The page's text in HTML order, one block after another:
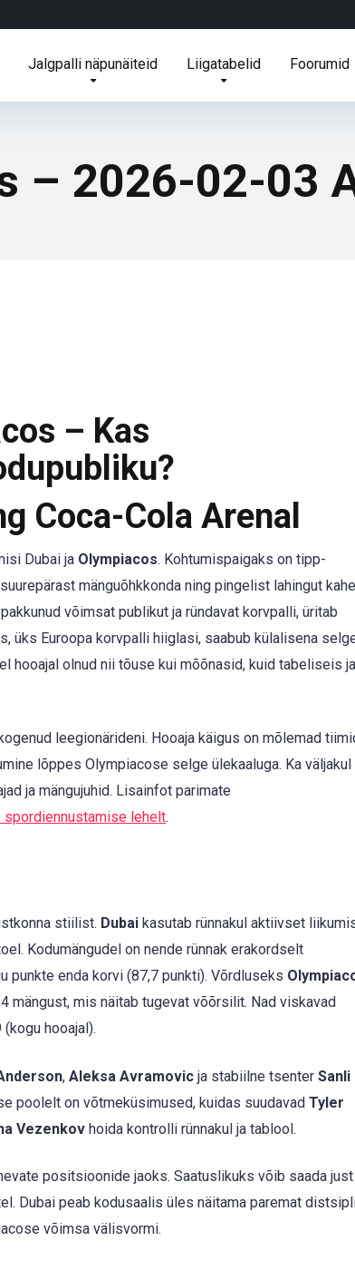
Jalgpalli näpunäiteid Liigatabelid Foorumid
– 2026-02-03
– Kas
Coca-Cola Arenal
Dubai ja Olympiacos. Kohtumispaigaks on tipp-
mänguõhkkonda ning pingelist lahingut kahe
võimsat publikut ja ründavat korvpalli, üritab
üks Euroopa korvpalli hiiglasi, saabub külalisena
hooajal olnud nii tõuse kui mõõnasid, kuid tabeliseis ja
leegionärideni. Hooaja käigus on mõlemad
lõppes Olympiacose selge ülekaaluga. Ka väljakul
ja mängujuhid. Lisainfot parimate
spordiennustamise lehelt.
stiilist. Dubai kasutab rünnakul aktiivset
Kodumängudel on nende rünnak erakordselt
punkte enda korvi (87,7 punkti). Võrdluseks
mängust, mis näitab tugevat võõrsilit. Nad viskavad
hooajal).
, Aleksa Avramovic ja stabiilne tsenter Sanli
poolelt on võtmeküsimused, kuidas suudavad Tyler
Vezenkov hoida kontrolli rünnakul ja tablool.
positsioonide jaoks. Saatuslikuks võib saada just
Dubai peab kodusaalis üles näitama paremat
võimsa välisvormi.